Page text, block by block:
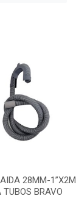
28MM-1”X2M
TUBOS BRAVO